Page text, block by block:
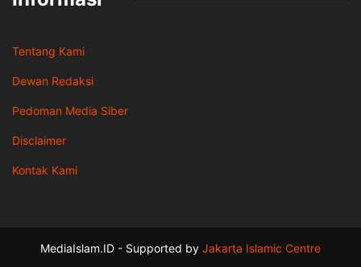
Tentang Kami
Dewan Redaksi
Pedoman Media Siber
Disclaimer
Kontak Kami
MediaIslam.ID - Supported by Jakarta Islamic Centre